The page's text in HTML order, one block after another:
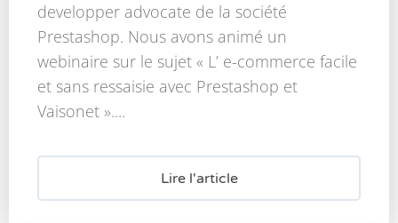
developper advocate de la société
Prestashop. Nous avons animé un
webinaire sur le sujet « L’ e-commerce facile
et sans ressaisie avec Prestashop et
Vaisonet »....
Lire l'article